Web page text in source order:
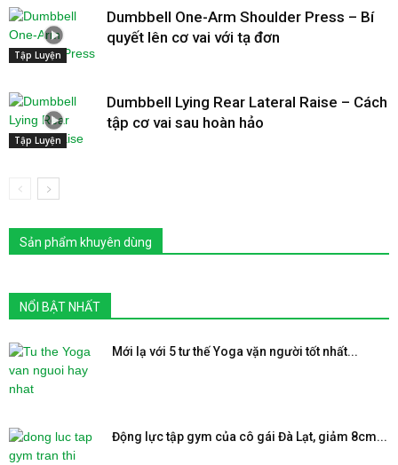
Tập Luyện
Dumbbell One-Arm Shoulder Press – Bí
quyết lên cơ vai với tạ đơn
Tập Luyện
Dumbbell Lying Rear Lateral Raise – Cách
tập cơ vai sau hoàn hảo
Sản phẩm khuyên dùng
NỔI BẬT NHẤT
Mới lạ với 5 tư thế Yoga vặn người tốt nhất...
Động lực tập gym của cô gái Đà Lạt, giảm 8cm...